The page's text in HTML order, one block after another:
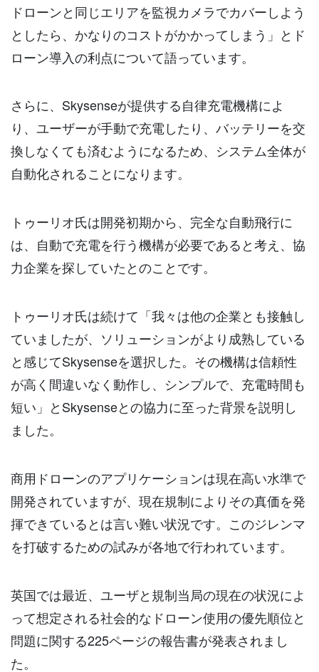
ドローンと同じエリアを監視カメラでカバーしよう
としたら、かなりのコストがかかってしまう」とド
ローン導入の利点について語っています。
さらに、Skysenseが提供する自律充電機構によ
り、ユーザーが手動で充電したり、バッテリーを交
換しなくても済むようになるため、システム全体が
自動化されることになります。
トゥーリオ氏は開発初期から、完全な自動飛行に
は、自動で充電を行う機構が必要であると考え、協
力企業を探していたとのことです。
トゥーリオ氏は続けて「我々は他の企業とも接触し
ていましたが、ソリューションがより成熟している
と感じてSkysenseを選択した。その機構は信頼性
が高く間違いなく動作し、シンプルで、充電時間も
短い」とSkysenseとの協力に至った背景を説明し
ました。
商用ドローンのアプリケーションは現在高い水準で
開発されていますが、現在規制によりその真価を発
揮できているとは言い難い状況です。このジレンマ
を打破するための試みが各地で行われています。
英国では最近、ユーザと規制当局の現在の状況によ
って想定される社会的なドローン使用の優先順位と
問題に関する225ページの報告書が発表されまし
た。